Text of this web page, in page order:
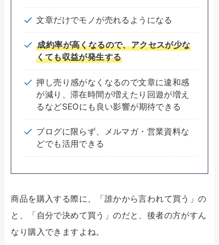
文章だけでモノが売れるようになる
成約率が高くなるので、アクセスが少な
くても収益が発生する
押し売り感がなくなるので文章に違和感
が減り、滞在時間が増えたり回遊が増え
るなどSEOにも良い影響が期待できる
ブログに限らず、メルマガ・営業資料な
どでも活用できる
商品を購入する際に、「誰かから言われて買う」の
と、「自分で決めて買う」のだと、後者の方がすん
なり購入できますよね。